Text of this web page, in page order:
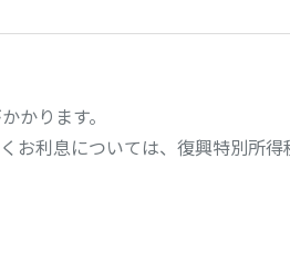
かります。
利息については、復興特別所得